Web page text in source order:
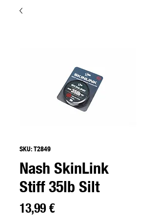
SKU: T2849
Nash SkinLink
Stiff 35lb Silt
13,99 €Precio